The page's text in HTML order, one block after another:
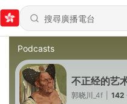
Podcasts
不正经的艺
郭晓川_4f 142